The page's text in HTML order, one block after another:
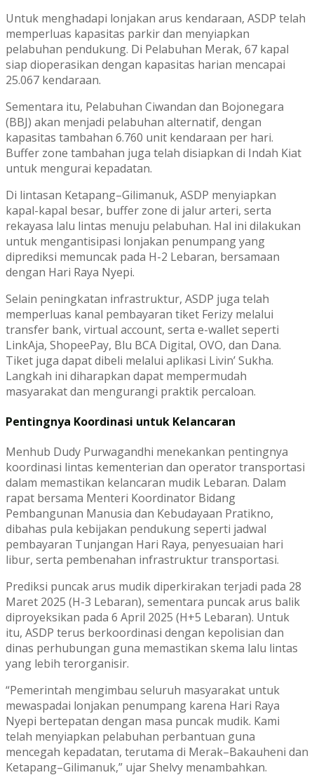
Untuk menghadapi lonjakan arus kendaraan, ASDP telah
memperluas kapasitas parkir dan menyiapkan
pelabuhan pendukung. Di Pelabuhan Merak, 67 kapal
siap dioperasikan dengan kapasitas harian mencapai
25.067 kendaraan.
Sementara itu, Pelabuhan Ciwandan dan Bojonegara
(BBJ) akan menjadi pelabuhan alternatif, dengan
kapasitas tambahan 6.760 unit kendaraan per hari.
Buffer zone tambahan juga telah disiapkan di Indah Kiat
untuk mengurai kepadatan.
Di lintasan Ketapang–Gilimanuk, ASDP menyiapkan
kapal-kapal besar, buffer zone di jalur arteri, serta
rekayasa lalu lintas menuju pelabuhan. Hal ini dilakukan
untuk mengantisipasi lonjakan penumpang yang
diprediksi memuncak pada H-2 Lebaran, bersamaan
dengan Hari Raya Nyepi.
Selain peningkatan infrastruktur, ASDP juga telah
memperluas kanal pembayaran tiket Ferizy melalui
transfer bank, virtual account, serta e-wallet seperti
LinkAja, ShopeePay, Blu BCA Digital, OVO, dan Dana.
Tiket juga dapat dibeli melalui aplikasi Livin’ Sukha.
Langkah ini diharapkan dapat mempermudah
masyarakat dan mengurangi praktik percaloan.
Pentingnya Koordinasi untuk Kelancaran
Menhub Dudy Purwagandhi menekankan pentingnya
koordinasi lintas kementerian dan operator transportasi
dalam memastikan kelancaran mudik Lebaran. Dalam
rapat bersama Menteri Koordinator Bidang
Pembangunan Manusia dan Kebudayaan Pratikno,
dibahas pula kebijakan pendukung seperti jadwal
pembayaran Tunjangan Hari Raya, penyesuaian hari
libur, serta pembenahan infrastruktur transportasi.
Prediksi puncak arus mudik diperkirakan terjadi pada 28
Maret 2025 (H-3 Lebaran), sementara puncak arus balik
diproyeksikan pada 6 April 2025 (H+5 Lebaran). Untuk
itu, ASDP terus berkoordinasi dengan kepolisian dan
dinas perhubungan guna memastikan skema lalu lintas
yang lebih terorganisir.
“Pemerintah mengimbau seluruh masyarakat untuk
mewaspadai lonjakan penumpang karena Hari Raya
Nyepi bertepatan dengan masa puncak mudik. Kami
telah menyiapkan pelabuhan perbantuan guna
mencegah kepadatan, terutama di Merak–Bakauheni dan
Ketapang–Gilimanuk,” ujar Shelvy menambahkan.